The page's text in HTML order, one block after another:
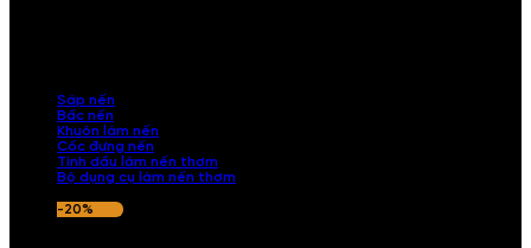
Sáp nến
Bấc nến
Khuôn làm nến
Cốc đựng nến
Tinh dầu làm nến thơm
Bộ dụng cụ làm nến thơm
-20%